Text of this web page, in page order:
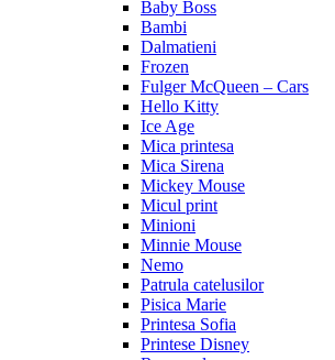
Baby Boss
Bambi
Dalmatieni
Frozen
Fulger McQueen – Cars
Hello Kitty
Ice Age
Mica printesa
Mica Sirena
Mickey Mouse
Micul print
Minioni
Minnie Mouse
Nemo
Patrula catelusilor
Pisica Marie
Printesa Sofia
Printese Disney